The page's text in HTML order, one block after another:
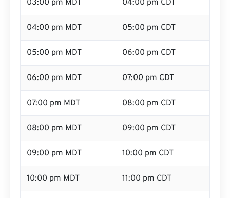
03:00 pm MDT 04:00 pm CDT
04:00 pm MDT 05:00 pm CDT
05:00 pm MDT 06:00 pm CDT
06:00 pm MDT 07:00 pm CDT
07:00 pm MDT 08:00 pm CDT
08:00 pm MDT 09:00 pm CDT
09:00 pm MDT 10:00 pm CDT
10:00 pm MDT 11:00 pm CDT